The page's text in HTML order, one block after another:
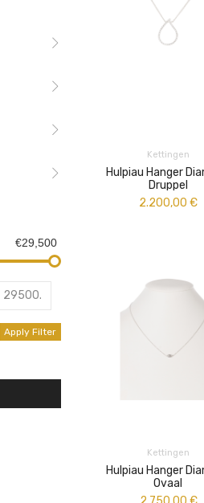
€29,500
Apply Filter
Kettingen
Hulpiau Hanger
Druppel
2.200,00 €
Kettingen
Hulpiau Hanger
Ovaal